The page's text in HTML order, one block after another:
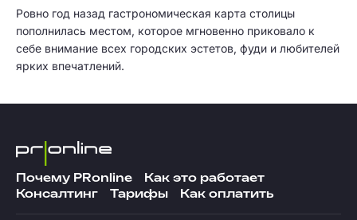
Ровно год назад гастрономическая карта столицы
пополнилась местом, которое мгновенно приковало к
себе внимание всех городских эстетов, фуди и любителей
ярких впечатлений.
Почему PRonline
Как это работает
Консалтинг
Тарифы Как оплатить